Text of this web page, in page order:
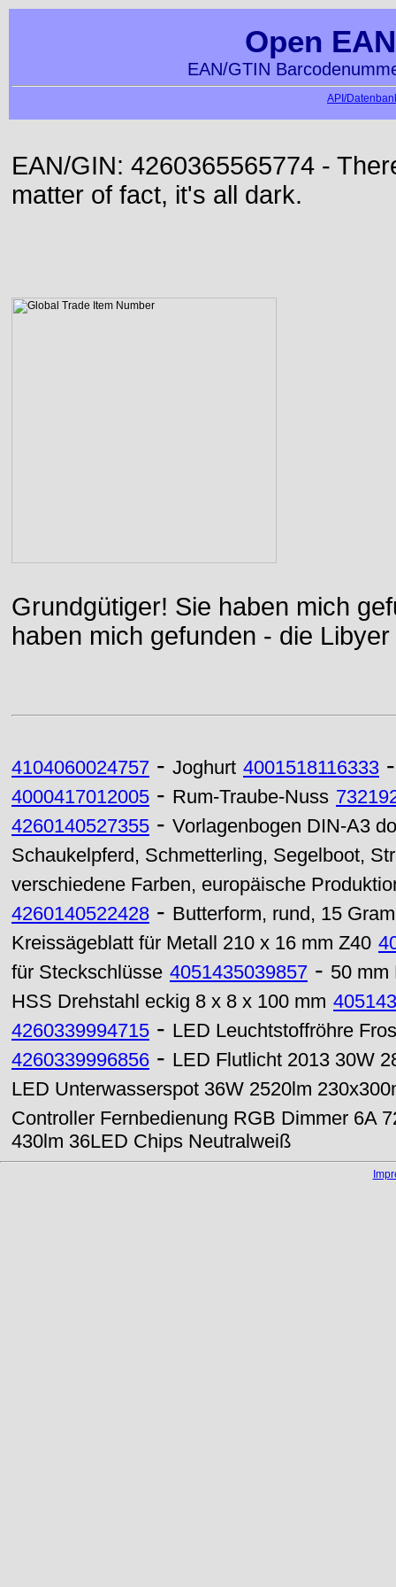
Open
EAN/GTIN
API/
EAN/GIN: 4260365565774 -
matter of fact, it's all dark.
Grundgütiger! Sie haben mich
haben mich gefunden - die
4104060024757 - Joghurt 4001518116333
4000417012005 - Rum-Traube-Nuss
4260140527355 - Vorlagenbogen DIN-A3
Schaukelpferd, Schmetterling, Segelboot,
verschiedene Farben, europäische
4260140522428 - Butterform, rund, 15
Kreissägeblatt für Metall 210 x 16 mm Z40
für Steckschlüsse 4051435039857 - 50 mm
HSS Drehstahl eckig 8 x 8 x 100 mm
4260339994715 - LED Leuchtstoffröhre
4260339996856 - LED Flutlicht 2013 30W
LED Unterwasserspot 36W 2520lm
Controller Fernbedienung RGB Dimmer 6A
430lm 36LED Chips Neutralweiß